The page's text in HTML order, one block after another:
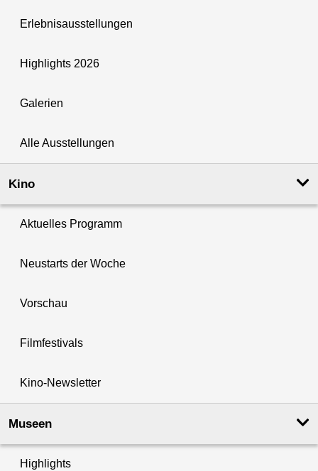
Erlebnisausstellungen
Highlights 2026
Galerien
Alle Ausstellungen
Kino
Aktuelles Programm
Neustarts der Woche
Vorschau
Filmfestivals
Kino-Newsletter
Museen
Highlights